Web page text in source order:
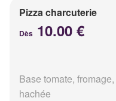
Pizza charcuterie
Dès 10.00 €
Base tomate,
hachée